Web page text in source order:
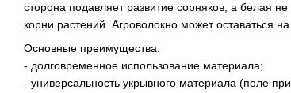
сторона подавляет развитие сорняков, а белая
корни растений. Агроволокно может оставаться
Основные преимущества:
- долговременное использование материала;
- универсальность укрывного материала (поле